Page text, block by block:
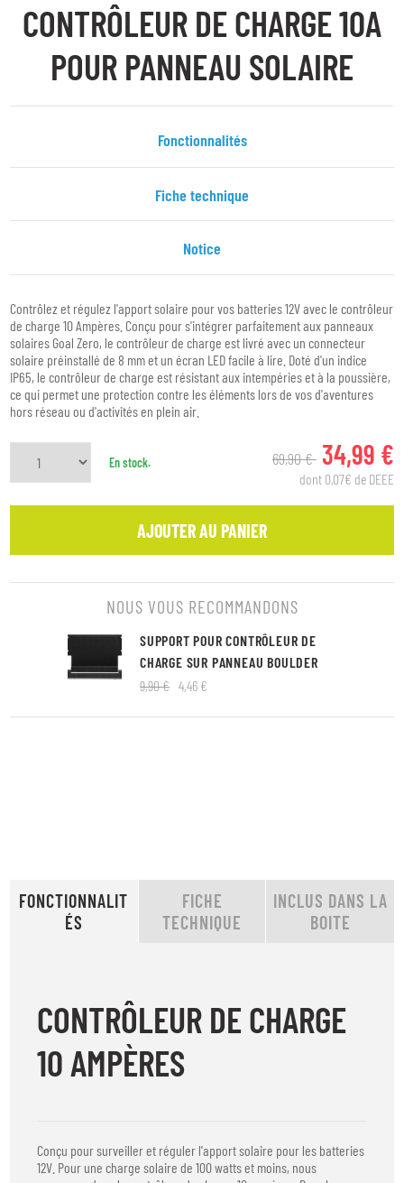
CONTRÔLEUR DE CHARGE 10A
POUR PANNEAU SOLAIRE
Fonctionnalités
Fiche technique
Notice
Contrôlez et régulez l'apport solaire pour vos batteries 12V avec le contrôleur
de charge 10 Ampères. Conçu pour s'intégrer parfaitement aux panneaux
solaires Goal Zero, le contrôleur de charge est livré avec un connecteur
solaire préinstallé de 8 mm et un écran LED facile à lire. Doté d'un indice
IP65, le contrôleur de charge est résistant aux intempéries et à la poussière,
ce qui permet une protection contre les éléments lors de vos d'aventures
hors réseau ou d'activités en plein air.
En stock. 69,90 €34,99 €
dont 0,07€ de DEEE
AJOUTER AU PANIER
NOUS VOUS RECOMMANDONS
SUPPORT POUR CONTRÔLEUR DE
CHARGE SUR PANNEAU BOULDER
9,90 € 4,46 €
FONCTIONNALIT
ÉS
FICHE
TECHNIQUE
INCLUS DANS LA
BOITE
CONTRÔLEUR DE CHARGE
10 AMPÈRES
Conçu pour surveiller et réguler l'apport solaire pour les batteries
12V. Pour une charge solaire de 100 watts et moins, nous